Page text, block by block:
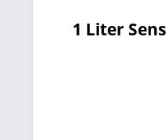
1 Liter